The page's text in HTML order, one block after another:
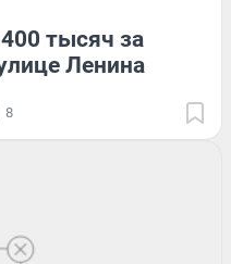
тысяч за
Ленина
8